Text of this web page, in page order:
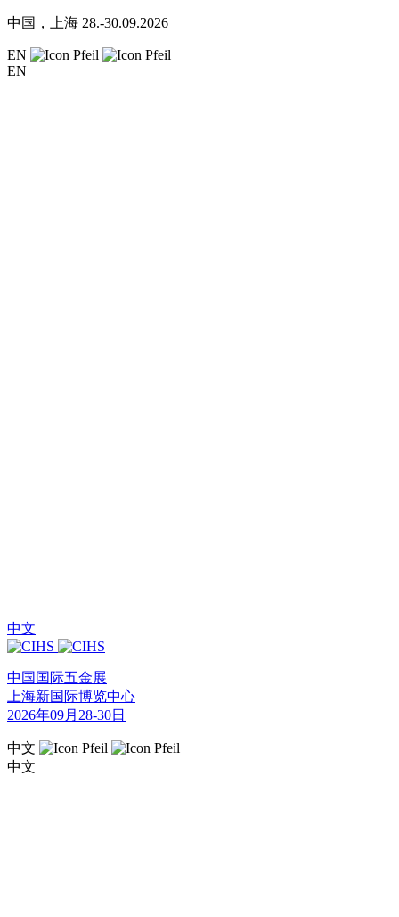
中国，上海 28.-30.09.2026
EN
EN
中文
中国国际五金展
上海新国际博览中心
2026年09月28-30日
中文
中文